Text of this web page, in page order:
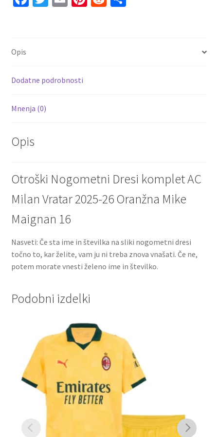
količina
k
Opis
Dodatne podrobnosti
Mnenja (0)
Opis
Otroški Nogometni Dresi komplet AC
Milan Vratar 2025-26 Oranžna Mike
Maignan 16
Nasveti: Če sta ime in številka na sliki nogometni dresi
točno to, kar želite, vam ju ni treba znova vnašati. Če ne,
potem morate vnesti želeno ime in številko.
Podobni izdelki